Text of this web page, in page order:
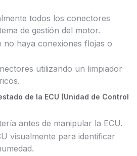
todos los conectores
de gestión del motor.
no haya conexiones flojas o
utilizando un limpiador
de la ECU (Unidad de Control
antes de manipular la ECU.
visualmente para identificar